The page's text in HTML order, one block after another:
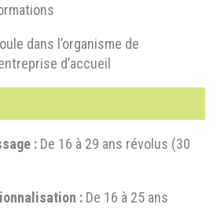
dans l’organisme de
d’accueil
: De 16 à 29 ans révolus (30
: De 16 à 25 ans